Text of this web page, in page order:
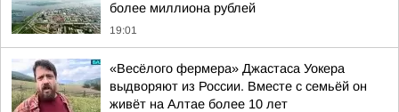
более миллиона рублей
19:01
«Весёлого фермера» Джастаса Уокера
выдворяют из России. Вместе с семьёй он
живёт на Алтае более 10 лет